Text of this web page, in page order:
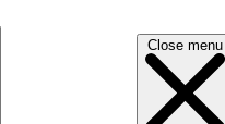
Close menu